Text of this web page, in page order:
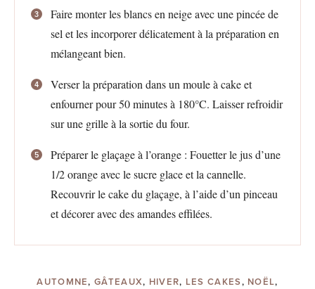
Faire monter les blancs en neige avec une pincée de
sel et les incorporer délicatement à la préparation en
mélangeant bien.
Verser la préparation dans un moule à cake et
enfourner pour 50 minutes à 180°C. Laisser refroidir
sur une grille à la sortie du four.
Préparer le glaçage à l’orange : Fouetter le jus d’une
1/2 orange avec le sucre glace et la cannelle.
Recouvrir le cake du glaçage, à l’aide d’un pinceau
et décorer avec des amandes effilées.
AUTOMNE,GÂTEAUX, HIVER, LES CAKES, NOËL,